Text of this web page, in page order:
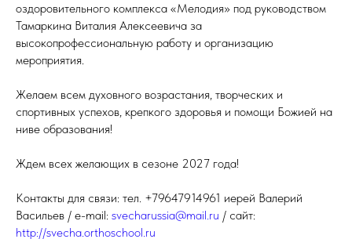
оздоровительного комплекса «Мелодия» под руководством
Тамаркина Виталия Алексеевича за
высокопрофессиональную работу и организацию
мероприятия.
Желаем всем духовного возрастания, творческих и
спортивных успехов, крепкого здоровья и помощи Божией на
ниве образования!
Ждем всех желающих в сезоне 2027 года!
Контакты для связи: тел. +79647914961 иерей Валерий
Васильев / e-mail: svecharussia@mail.ru / сайт:
http://svecha.orthoschool.ru